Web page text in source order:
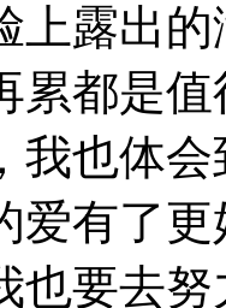
上露出
累都是
我也体
爱有了
也要去